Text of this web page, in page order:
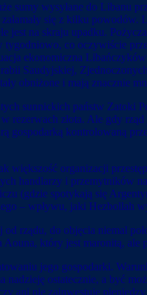
sumy wysyłane do Libanu
się z kilku
na skraju upadku.
co oczywiście
ekonomiczna
Saudyjskiej,
obniżone i mają znacznie
sunnickich państw
złota. Ale gdy
gospodarką kontrolowaną
większość organizacji
handlarzy i przemytników
(gdzie spotykają się
– wpływu, jaki Hezbollah
rządu, do objęcia niemal
który jest maronitą,
jego gospodarki.
ostatecznie, a być
ani nie zainwestuje